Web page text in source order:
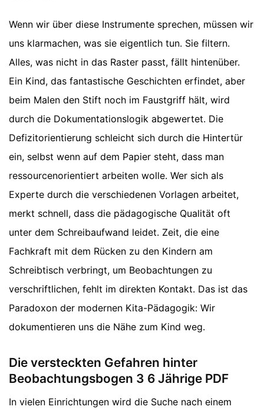
Wenn wir über diese Instrumente sprechen, müssen wir
uns klarmachen, was sie eigentlich tun. Sie filtern.
Alles, was nicht in das Raster passt, fällt hintenüber.
Ein Kind, das fantastische Geschichten erfindet, aber
beim Malen den Stift noch im Faustgriff hält, wird
durch die Dokumentationslogik abgewertet. Die
Defizitorientierung schleicht sich durch die Hintertür
ein, selbst wenn auf dem Papier steht, dass man
ressourcenorientiert arbeiten wolle. Wer sich als
Experte durch die verschiedenen Vorlagen arbeitet,
merkt schnell, dass die pädagogische Qualität oft
unter dem Schreibaufwand leidet. Zeit, die eine
Fachkraft mit dem Rücken zu den Kindern am
Schreibtisch verbringt, um Beobachtungen zu
verschriftlichen, fehlt im direkten Kontakt. Das ist das
Paradoxon der modernen Kita-Pädagogik: Wir
dokumentieren uns die Nähe zum Kind weg.
Die versteckten Gefahren hinter
Beobachtungsbogen 3 6 Jährige PDF
In vielen Einrichtungen wird die Suche nach einem